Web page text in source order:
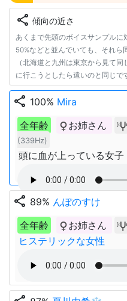
share 傾向の近さ
あくまで先頭のボイスサンプルに
50%などと並んでいても、それら
（北海道と九州は東京から見て
に行こうとしたら遠いのと同じで
share 100% Mira
全年齢
お姉さん
(339Hz)
頭に血が上っている女子
share 89% んぽのすけ
全年齢
お姉さん
ヒステリックな女性